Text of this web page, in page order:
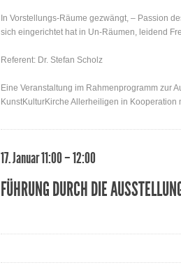
In Vorstellungs-Räume gezwängt, – Passion
sich eingerichtet hat in Un-Räumen, leidend
Referent: Dr. Stefan Scholz
Eine Veranstaltung im Rahmenprogramm zur
KunstKulturKirche Allerheiligen in
17. Januar 11:00 – 12:00
FÜHRUNG DURCH DIE